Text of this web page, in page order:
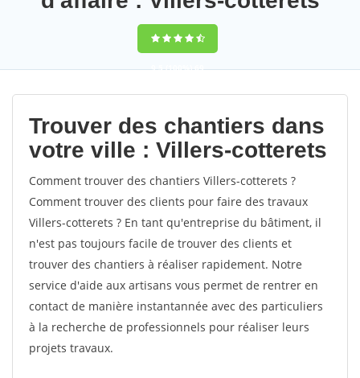
9,5(100%)69
votes
Trouver des chantiers dans
votre ville : Villers-cotterets
Comment trouver des chantiers Villers-cotterets ?
Comment trouver des clients pour faire des travaux
Villers-cotterets ? En tant qu'entreprise du bâtiment, il
n'est pas toujours facile de trouver des clients et
trouver des chantiers à réaliser rapidement. Notre
service d'aide aux artisans vous permet de rentrer en
contact de manière instantannée avec des particuliers
à la recherche de professionnels pour réaliser leurs
projets travaux.